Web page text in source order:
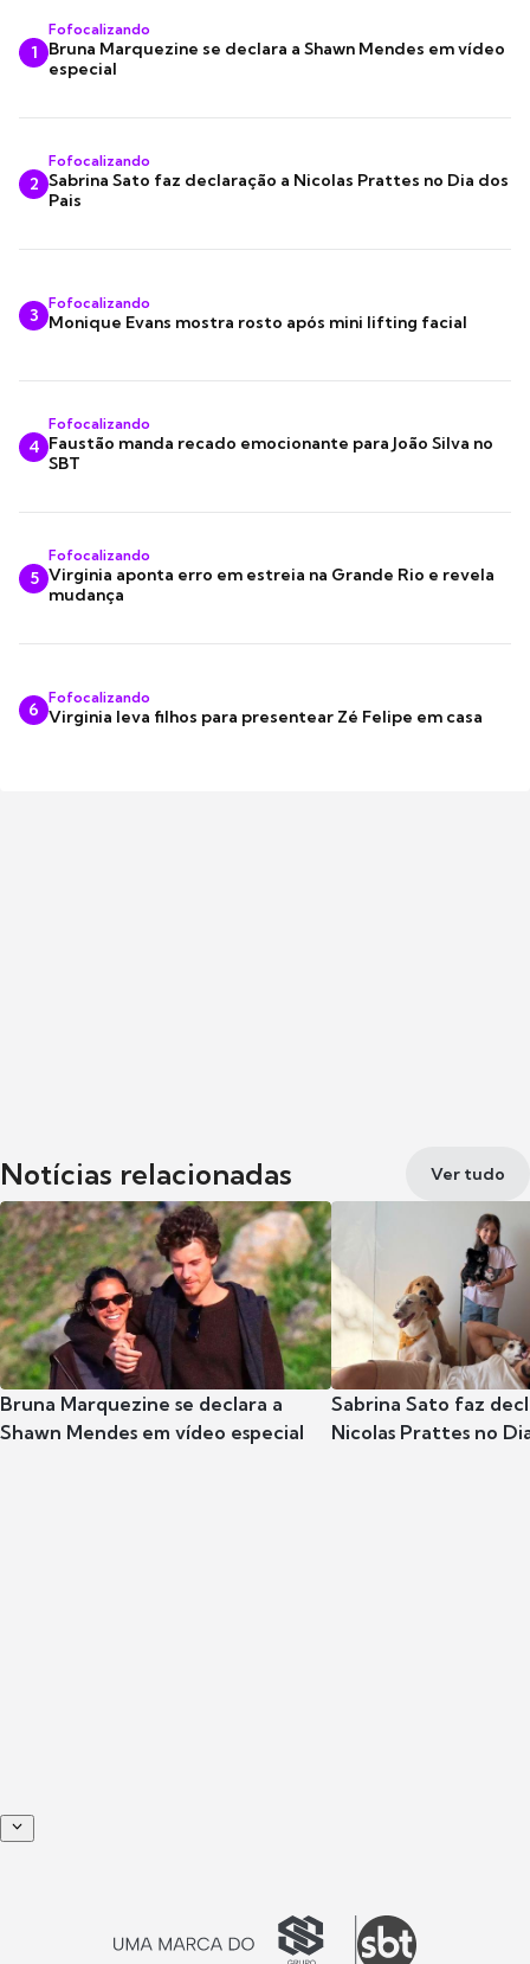
1
Fofocalizando
Bruna Marquezine se declara a Shawn Mendes em vídeo
especial
2
Fofocalizando
Sabrina Sato faz declaração a Nicolas Prattes no Dia dos
Pais
3
Fofocalizando
Monique Evans mostra rosto após mini lifting facial
4
Fofocalizando
Faustão manda recado emocionante para João Silva no
SBT
5
Fofocalizando
Virginia aponta erro em estreia na Grande Rio e revela
mudança
6
Fofocalizando
Virginia leva filhos para presentear Zé Felipe em casa
Notícias relacionadas Ver tudo
Bruna Marquezine se declara a
Shawn Mendes em vídeo especial
Sabrina Sato faz
Nicolas Prattes no